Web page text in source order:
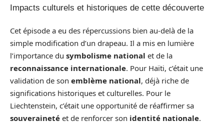
Impacts culturels et historiques de cette découverte
Cet épisode a eu des répercussions bien au-delà de la
simple modification d’un drapeau. Il a mis en lumière
l’importance du symbolisme national et de la
reconnaissance internationale. Pour Haïti, c’était une
validation de son emblème national, déjà riche de
significations historiques et culturelles. Pour le
Liechtenstein, c’était une opportunité de réaffirmer sa
souveraineté et de renforcer son identité nationale.